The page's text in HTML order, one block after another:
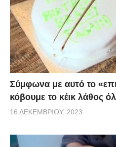
Σύμφωνα με αυτό το
κόβουμε το κέικ λάθος
16 ΔΕΚΕΜΒΡΊΟΥ, 2023